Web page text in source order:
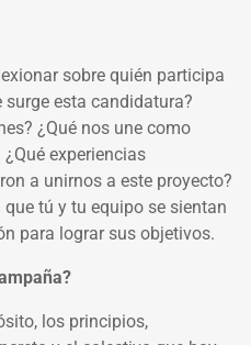
sobre quién participa
esta candidatura?
¿Qué nos une como
experiencias
a unirnos a este proyecto?
tú y tu equipo se sientan
para lograr sus objetivos.
los principios,